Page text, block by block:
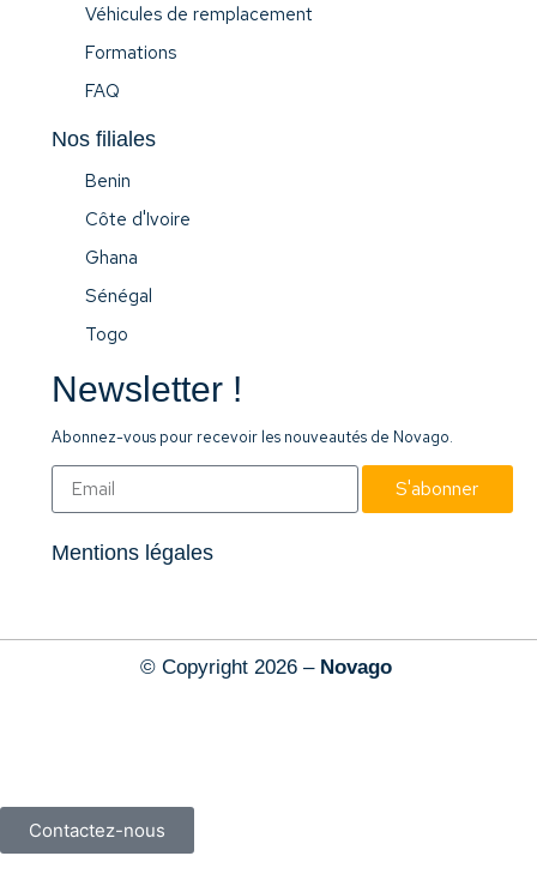
Véhicules de remplacement
Formations
FAQ
Nos filiales
Benin
Côte d'Ivoire
Ghana
Sénégal
Togo
Newsletter !
Abonnez-vous pour recevoir les nouveautés de Novago.
S'abonner
Mentions légales
© Copyright 2026 – Novago
Contactez-nous